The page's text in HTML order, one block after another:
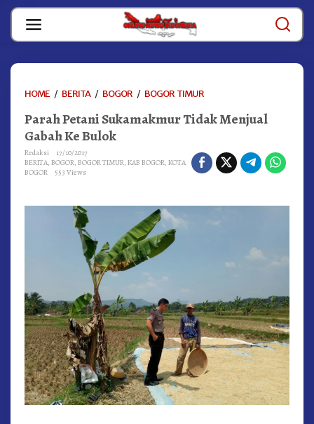
Skip
content
HOME / BERITA / BOGOR / BOGOR TIMURPARAH
SUKAMAKMUR
GABAH
KE
Parah Petani Sukamakmur Tidak Menjual
Gabah Ke Bulok
Redaksi
17/10/2017
BERITA, BOGOR, BOGOR TIMUR, KAB BOGOR, KOTA
BOGOR
553 Views